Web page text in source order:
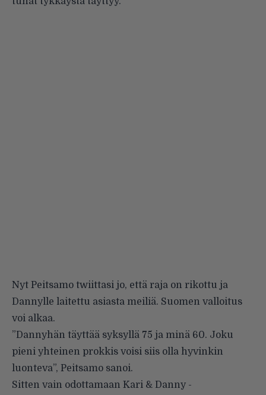
Nyt Peitsamo twiittasi jo, että raja on rikottu ja
Dannylle laitettu asiasta meiliä. Suomen valloitus
voi alkaa.
”Dannyhän täyttää syksyllä 75 ja minä 60. Joku
pieni yhteinen prokkis voisi siis olla hyvinkin
luonteva”, Peitsamo sanoi.
Sitten vain odottamaan Kari & Danny -